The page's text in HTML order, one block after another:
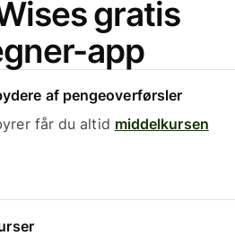
gratis
app
af pengeoverførsler
får du altid middelkursen